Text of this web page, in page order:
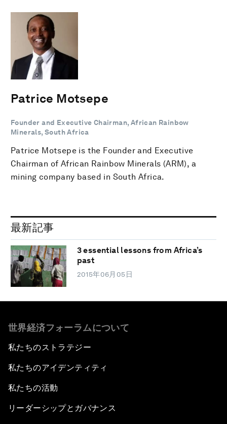
Patrice Motsepe
Founder and Executive Chairman, African Rainbow
Minerals, South Africa
Patrice Motsepe is the Founder and Executive
Chairman of African Rainbow Minerals (ARM), a
mining company based in South Africa.
最新記事
3 essential lessons from Africa’s
past
2015年06月05日
世界経済フォーラムについて
私たちのストラテジー
私たちのアイデンティティ
私たちの活動
リーダーシップとガバナンス